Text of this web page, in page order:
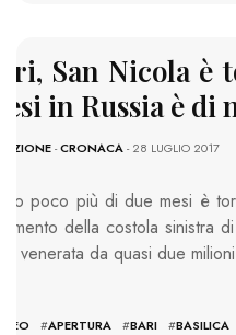
San Nicola è
in Russia è di
-CRONACA- 28 LUGLIO 2017
poco più di due mesi è
della costola sinistra
venerata da quasi due
#APERTURA #BARI #BASILICA